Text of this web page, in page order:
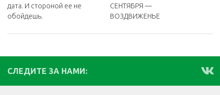
дата. И стороной ее не
обойдешь.
СЕНТЯБРЯ —
ВОЗДВИЖЕНЬЕ
СЛЕДИТЕ ЗА НАМИ: